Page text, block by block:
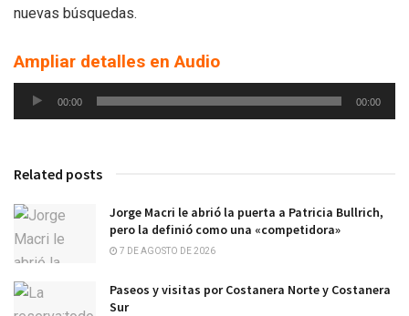
nuevas búsquedas.
Ampliar detalles en Audio
Reproductor
de
00:00 00:00
Related posts
Jorge Macri le abrió la puerta a Patricia Bullrich,
pero la definió como una «competidora»
7 DE AGOSTO DE 2026
Paseos y visitas por Costanera Norte y Costanera
Sur